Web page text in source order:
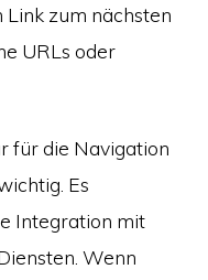
Link zum nächsten
URLs oder
für die Navigation
Es
Integration mit
Wenn